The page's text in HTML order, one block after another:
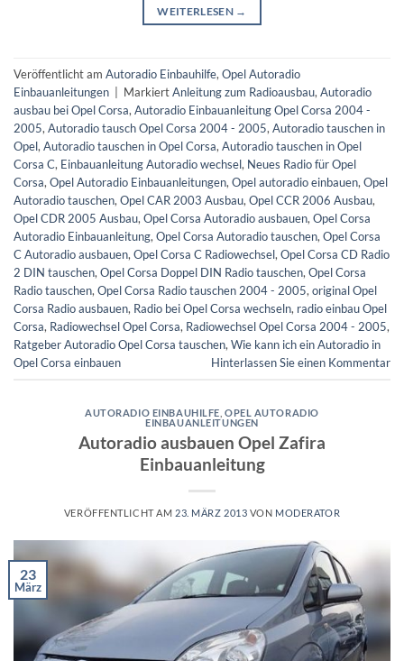
WEITERLESEN →
Veröffentlicht am Autoradio Einbauhilfe, Opel Autoradio
Einbauanleitungen
MarkiertAnleitung zum Radioausbau, Autoradio
ausbau bei Opel Corsa, Autoradio Einbauanleitung Opel Corsa 2004 -
2005, Autoradio tausch Opel Corsa 2004 - 2005, Autoradio tauschen in
Opel, Autoradio tauschen in Opel Corsa, Autoradio tauschen in Opel
Corsa C, Einbauanleitung Autoradio wechsel, Neues Radio für Opel
Corsa, Opel Autoradio Einbauanleitungen, Opel autoradio einbauen, Opel
Autoradio tauschen, Opel CAR 2003 Ausbau, Opel CCR 2006 Ausbau,
Opel CDR 2005 Ausbau, Opel Corsa Autoradio ausbauen, Opel Corsa
Autoradio Einbauanleitung, Opel Corsa Autoradio tauschen, Opel Corsa
C Autoradio ausbauen, Opel Corsa C Radiowechsel, Opel Corsa CD Radio
2 DIN tauschen, Opel Corsa Doppel DIN Radio tauschen, Opel Corsa
Radio tauschen, Opel Corsa Radio tauschen 2004 - 2005, original Opel
Corsa Radio ausbauen, Radio bei Opel Corsa wechseln, radio einbau Opel
Corsa, Radiowechsel Opel Corsa, Radiowechsel Opel Corsa 2004 - 2005,
Ratgeber Autoradio Opel Corsa tauschen, Wie kann ich ein Autoradio in
Opel Corsa einbauen
Hinterlassen Sie einen Kommentar
AUTORADIO EINBAUHILFE ,OPEL AUTORADIO
EINBAUANLEITUNGEN
Autoradio ausbauen Opel Zafira
Einbauanleitung
VERÖFFENTLICHT AM 23. MÄRZ 2013 VON MODERATOR
23
März